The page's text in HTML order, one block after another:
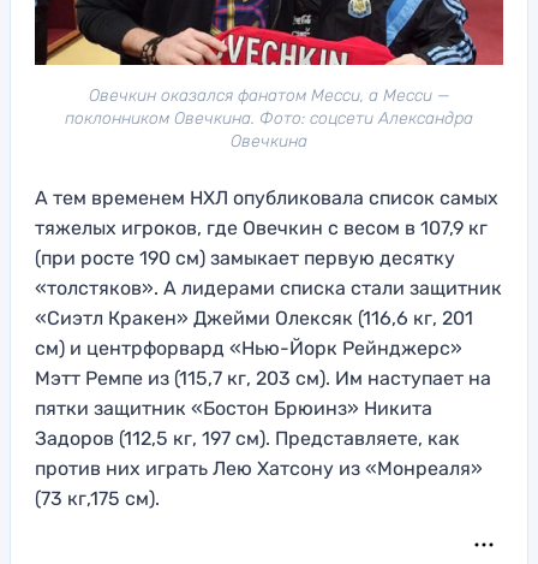
Овечкин оказался фанатом Месси, а Месси —
поклонником Овечкина. Фото: соцсети Александра
Овечкина
А тем временем НХЛ опубликовала список самых
тяжелых игроков, где Овечкин с весом в 107,9 кг
(при росте 190 см) замыкает первую десятку
«толстяков». А лидерами списка стали защитник
«Сиэтл Кракен» Джейми Олексяк (116,6 кг, 201
см) и центрфорвард «Нью-Йорк Рейнджерс»
Мэтт Ремпе из (115,7 кг, 203 см). Им наступает на
пятки защитник «Бостон Брюинз» Никита
Задоров (112,5 кг, 197 см). Представляете, как
против них играть Лею Хатсону из «Монреаля»
(73 кг,175 см).